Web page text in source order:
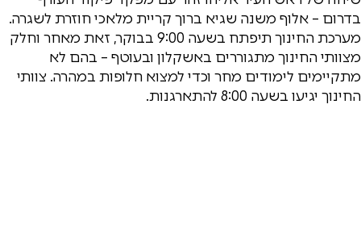
בדרום – אלוף משנה שגיא ברוך קריית מלאכי חוזרת לשגרה.
מערכת החינוך תיפתח בשעה 9:00 בבוקר, זאת מאחר וחלק
מצוותי החינוך מתגוררים באשקלון ובעוטף – בהם לא
מתקיימים לימודים מחר וכדי למצוא חלופות במהרה. צוותי
החינוך יגיעו בשעה 8:00 להתארגנות.